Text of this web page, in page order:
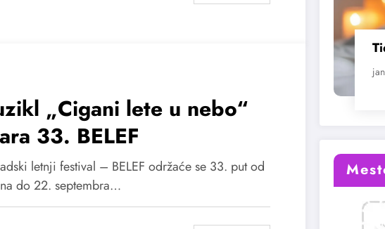
„Cigani lete u nebo“
33. BELEF
letnji festival – BELEF održaće se 33. put od
do 22. septembra…